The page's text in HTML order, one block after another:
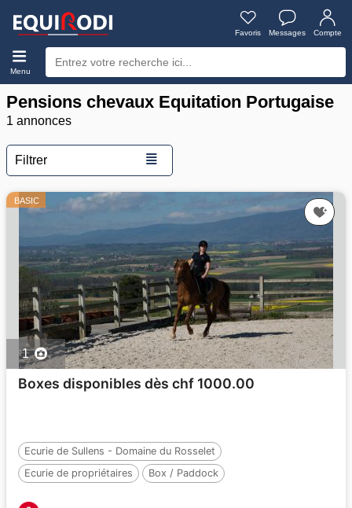
Favoris Messages Compte
Menu
Pensions chevaux Equitation Portugaise
1 annonces
Filtrer ≣
BASIC
1
Boxes disponibles dès chf 1000.00
Ecurie de Sullens - Domaine du Rosselet
Ecurie de propriétaires
Box / Paddock